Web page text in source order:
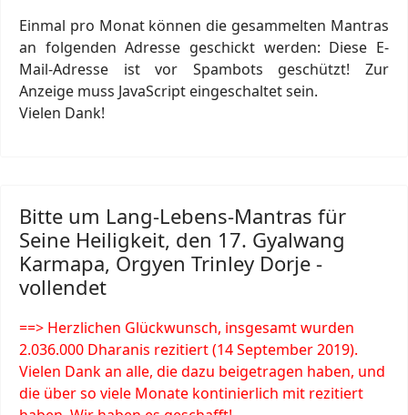
Einmal pro Monat können die gesammelten Mantras
an folgenden Adresse geschickt werden: Diese E-
Mail-Adresse ist vor Spambots geschützt! Zur
Anzeige muss JavaScript eingeschaltet sein.
Vielen Dank!
Bitte um Lang-Lebens-Mantras für
Seine Heiligkeit, den 17. Gyalwang
Karmapa, Orgyen Trinley Dorje -
vollendet
==> Herzlichen Glückwunsch, insgesamt wurden
2.036.000 Dharanis rezitiert (14 September 2019).
Vielen Dank an alle, die dazu beigetragen haben, und
die über so viele Monate kontinierlich mit rezitiert